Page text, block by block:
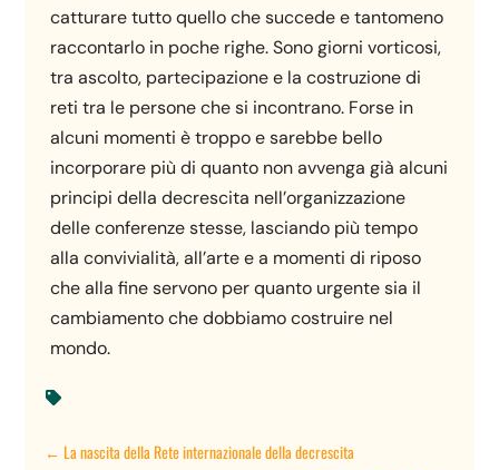
catturare tutto quello che succede e tantomeno
raccontarlo in poche righe. Sono giorni vorticosi,
tra ascolto, partecipazione e la costruzione di
reti tra le persone che si incontrano. Forse in
alcuni momenti è troppo e sarebbe bello
incorporare più di quanto non avvenga già alcuni
principi della decrescita nell’organizzazione
delle conferenze stesse, lasciando più tempo
alla convivialità, all’arte e a momenti di riposo
che alla fine servono per quanto urgente sia il
cambiamento che dobbiamo costruire nel
mondo.

←La nascita della Rete internazionale della decrescita